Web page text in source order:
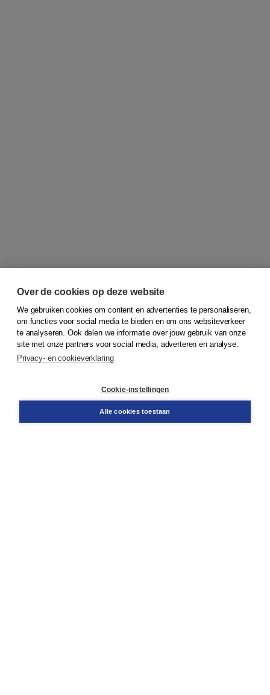
© 2026Koninklijke Boom uitgevers
Bestellen
Over de cookies op deze website
We gebruiken cookies om content en advertenties te personaliseren,
om functies voor social media te bieden en om ons websiteverkeer
te analyseren. Ook delen we informatie over jouw gebruik van onze
site met onze partners voor social media, adverteren en analyse.
Privacy- en cookieverklaring
Cookie-instellingen
Alle cookies toestaan